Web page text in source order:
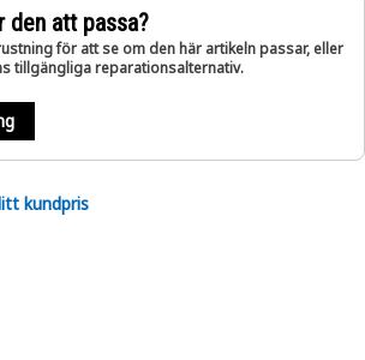
den att passa?
för att se om den här artikeln passar, eller
tillgängliga reparationsalternativ.
kundpris